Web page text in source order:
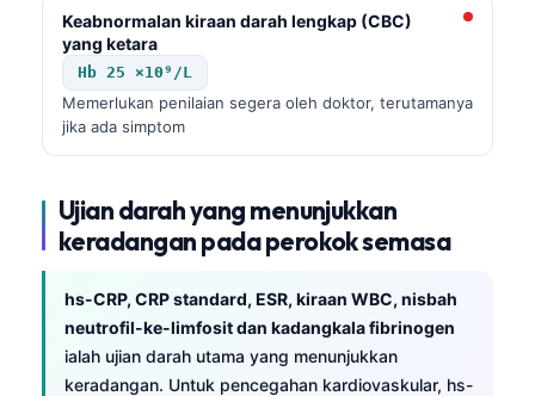
Keabnormalan kiraan darah lengkap (CBC)
yang ketara
Hb 25 ×10⁹/L
Memerlukan penilaian segera oleh doktor, terutamanya
jika ada simptom
Ujian darah yang menunjukkan
keradangan pada perokok semasa
hs-CRP, CRP standard, ESR, kiraan WBC, nisbah
neutrofil-ke-limfosit dan kadangkala fibrinogen
ialah ujian darah utama yang menunjukkan
keradangan. Untuk pencegahan kardiovaskular, hs-